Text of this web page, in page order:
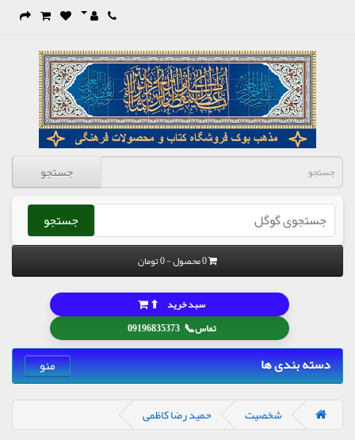
جستجو
جستجو
0 محصول - 0 تومان
تماس📞
09196835373
سبد خرید ⬆
دسته بندی ها منو
شخصیت حمید رضا کاظمی